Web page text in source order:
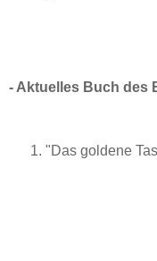
- Aktuelles Buch des
1. "Das goldene